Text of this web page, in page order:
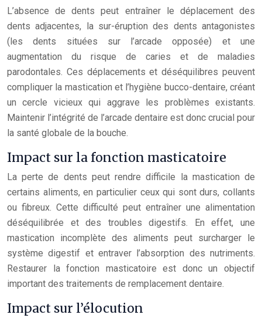
L’absence de dents peut entraîner le déplacement des
dents adjacentes, la sur-éruption des dents antagonistes
(les dents situées sur l’arcade opposée) et une
augmentation du risque de caries et de maladies
parodontales. Ces déplacements et déséquilibres peuvent
compliquer la mastication et l’hygiène bucco-dentaire, créant
un cercle vicieux qui aggrave les problèmes existants.
Maintenir l’intégrité de l’arcade dentaire est donc crucial pour
la santé globale de la bouche.
Impact sur la fonction masticatoire
La perte de dents peut rendre difficile la mastication de
certains aliments, en particulier ceux qui sont durs, collants
ou fibreux. Cette difficulté peut entraîner une alimentation
déséquilibrée et des troubles digestifs. En effet, une
mastication incomplète des aliments peut surcharger le
système digestif et entraver l’absorption des nutriments.
Restaurer la fonction masticatoire est donc un objectif
important des traitements de remplacement dentaire.
Impact sur l’élocution